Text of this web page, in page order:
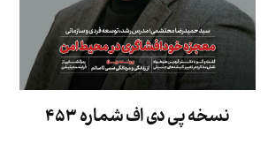
نسخه پي دي اف شماره 453